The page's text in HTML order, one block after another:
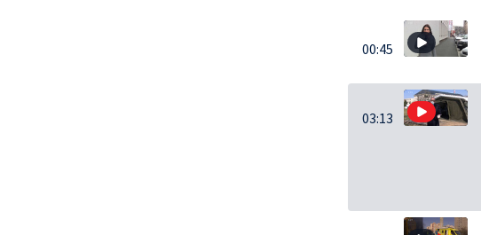
00:45
03:13